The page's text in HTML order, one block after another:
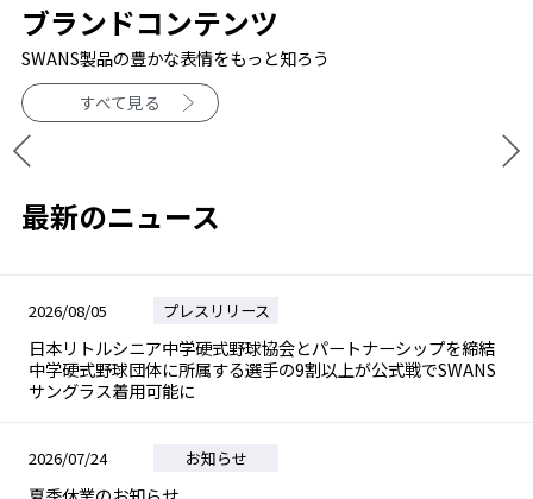
ブランドコンテンツ
SWANS製品の豊かな表情をもっと知ろう
すべて見る
最新のニュース
2026/08/05 プレスリリース
日本リトルシニア中学硬式野球協会とパートナーシップを締結
中学硬式野球団体に所属する選手の9割以上が公式戦でSWANS
サングラス着用可能に
2026/07/24 お知らせ